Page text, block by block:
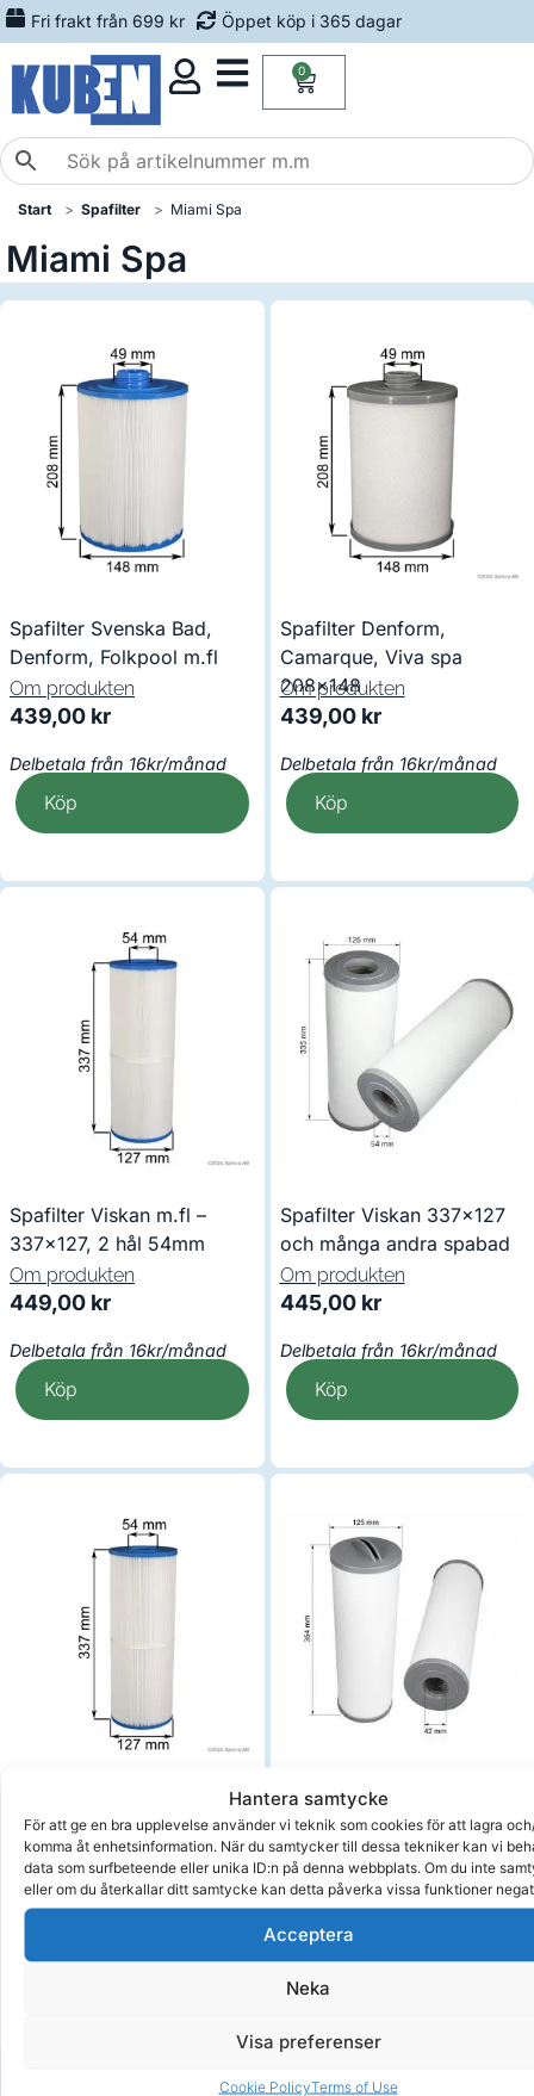
Hantera samtycke
För att ge en bra upplevelse använder vi teknik som cookies för att lagra
komma åt enhetsinformation. När du samtycker till dessa tekniker kan vi
data som surfbeteende eller unika ID:n på denna webbplats. Om du inte
eller om du återkallar ditt samtycke kan detta påverka vissa funktioner
Acceptera
Neka
Visa preferenser
Cookie PolicyTerms of Use
Fri frakt från 699 kr Öppet köp i 365 dagar
0
Start Spafilter Miami Spa
Miami Spa
Spafilter Svenska Bad,
Denform, Folkpool m.fl
Om produkten
439,00 kr
Delbetala från 16kr/månad
Köp
Spafilter Denform,
Camarque, Viva spa
208×148
Om produkten
439,00 kr
Delbetala från 16kr/månad
Köp
Spafilter Viskan m.fl –
337×127, 2 hål 54mm
Om produkten
449,00 kr
Delbetala från 16kr/månad
Köp
Spafilter Viskan 337×127
och många andra spabad
Om produkten
445,00 kr
Delbetala från 16kr/månad
Köp
Spafilter Jacuzzi, Nordic
m.fl. 337×127
Om produkten
395,00kr
Spafilter 354×125 Arctic
Dallas m.fl.
Om produkten
460,00kr
Delbetala från 17kr/månad